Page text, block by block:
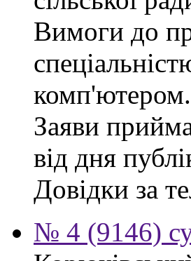
Вимоги до
комп'ютером.
Заяви
від дня
Довідки за
№ 4 (9146)